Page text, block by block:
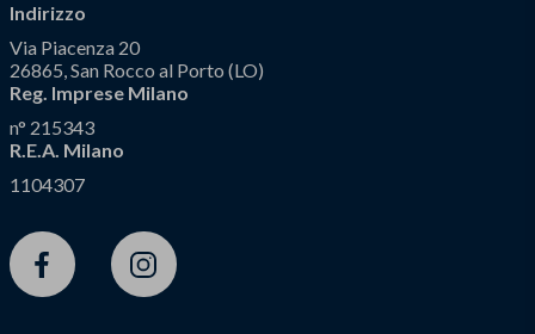
Indirizzo
Via Piacenza 20
26865, San Rocco al Porto (LO)
Reg. Imprese Milano
n° 215343
R.E.A. Milano
1104307
Facebook Instagram